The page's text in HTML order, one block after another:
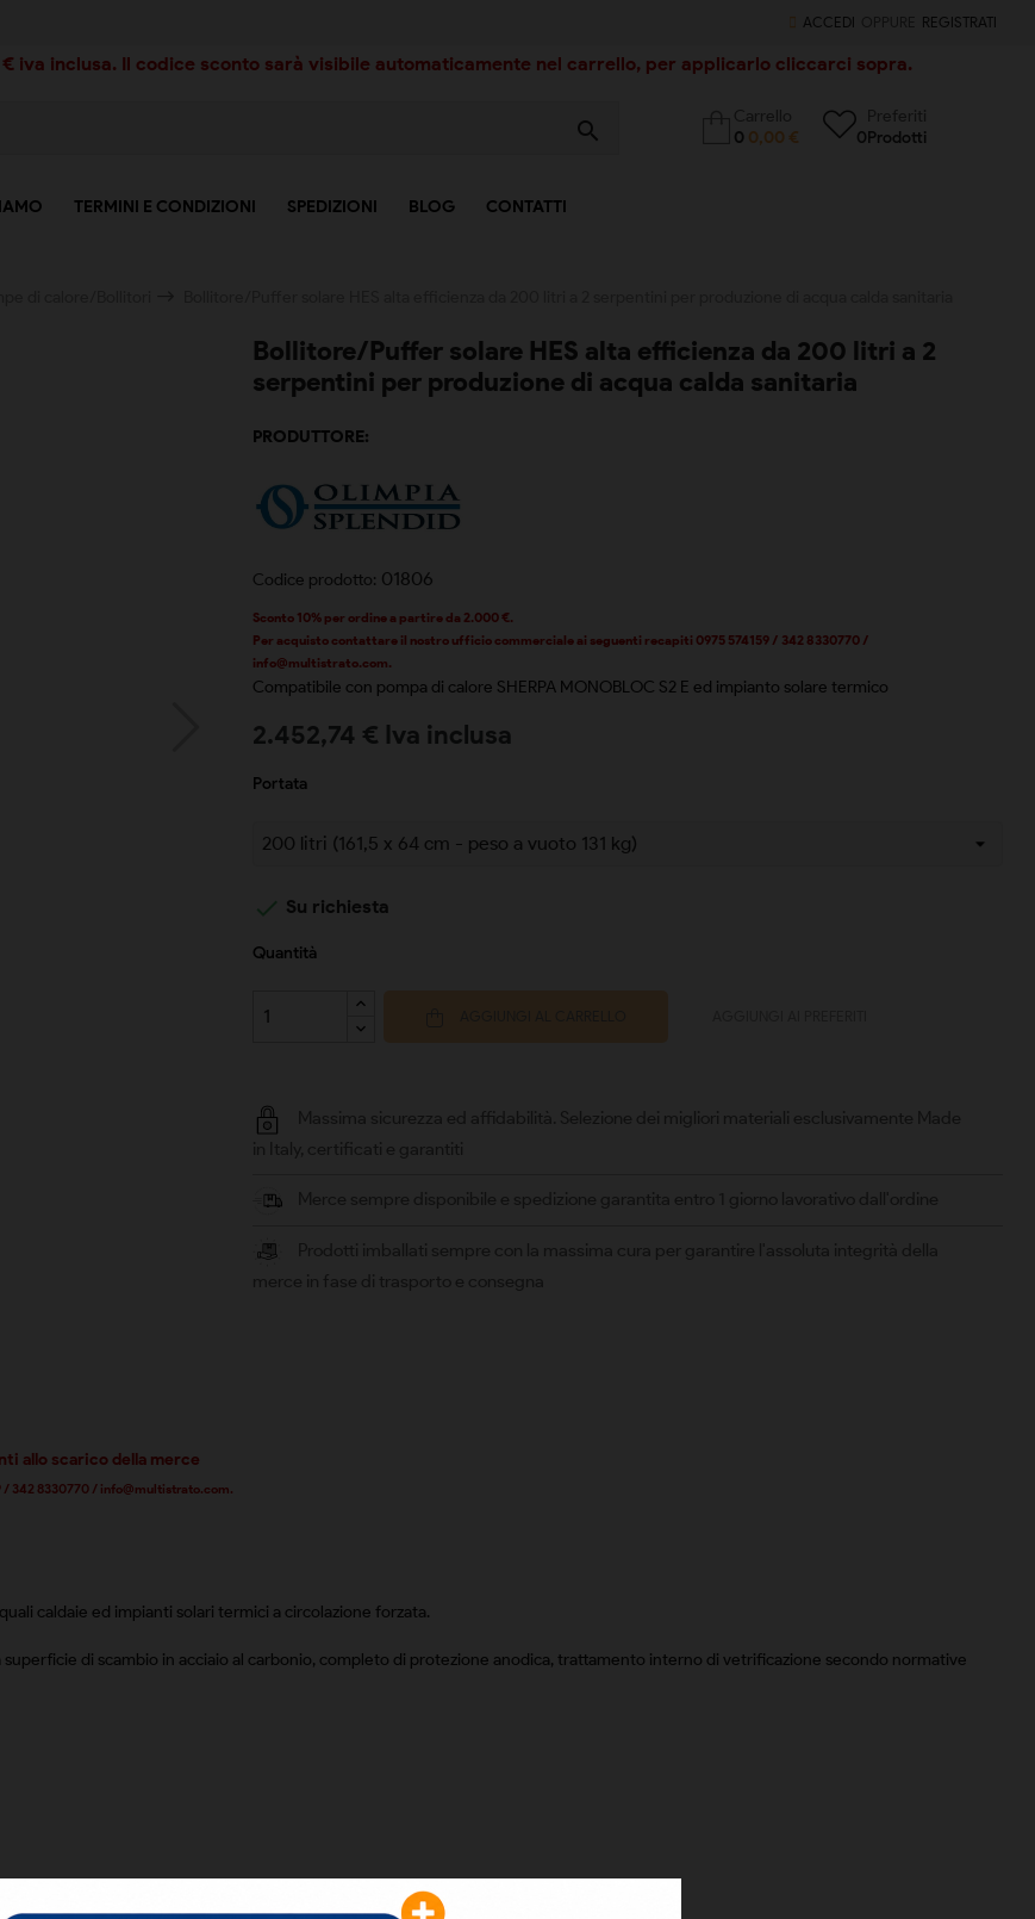
ACCEDI REGISTRATI
iva inclusa. Il codice sconto sarà visibile automaticamente nel carrello, per applicarlo cliccarci sopra.
search
0 0,00 €
0Prodotti
TERMINI E CONDIZIONI SPEDIZIONI BLOG CONTATTI
Bollitore/Puffer solare HES alta efficienza da 200 litri a 2
serpentini per produzione di acqua calda sanitaria
PRODUTTORE:
Codice prodotto: 01806
Sconto 10% per ordine a partire da 2.000 €.
Per acquisto contattare il nostro ufficio commerciale ai seguenti recapiti 0975 574159 / 342 8330770 /
info@multistrato.com.
Compatibile con pompa di calore SHERPA MONOBLOC S2 E ed impianto solare termico
2.452,74 € Iva inclusa
Portata
 Su richiesta
Quantità
allo scarico della merce
342 8330770 / info@multistrato.com.
caldaie ed impianti solari termici a circolazione forzata.
di scambio in acciaio al carbonio, completo di protezione anodica, trattamento interno di vetrificazione secondo normative